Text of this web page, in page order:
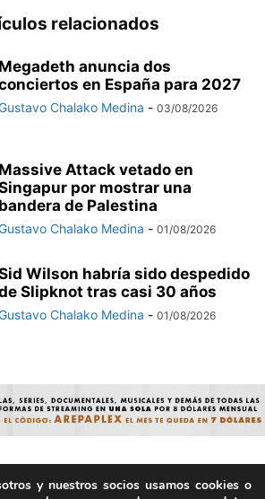
relacionados
Megadeth anuncia dos
en España para 2027
Chalako Medina - 03/08/2026
Massive Attack vetado en
por mostrar una
bandera de Palestina
Chalako Medina - 01/08/2026
Wilson habría sido despedido
Slipknot tras casi 30 años
Chalako Medina - 01/08/2026
2025 - Hecho por humanos, no por
y nuestros socios usamos cookies o